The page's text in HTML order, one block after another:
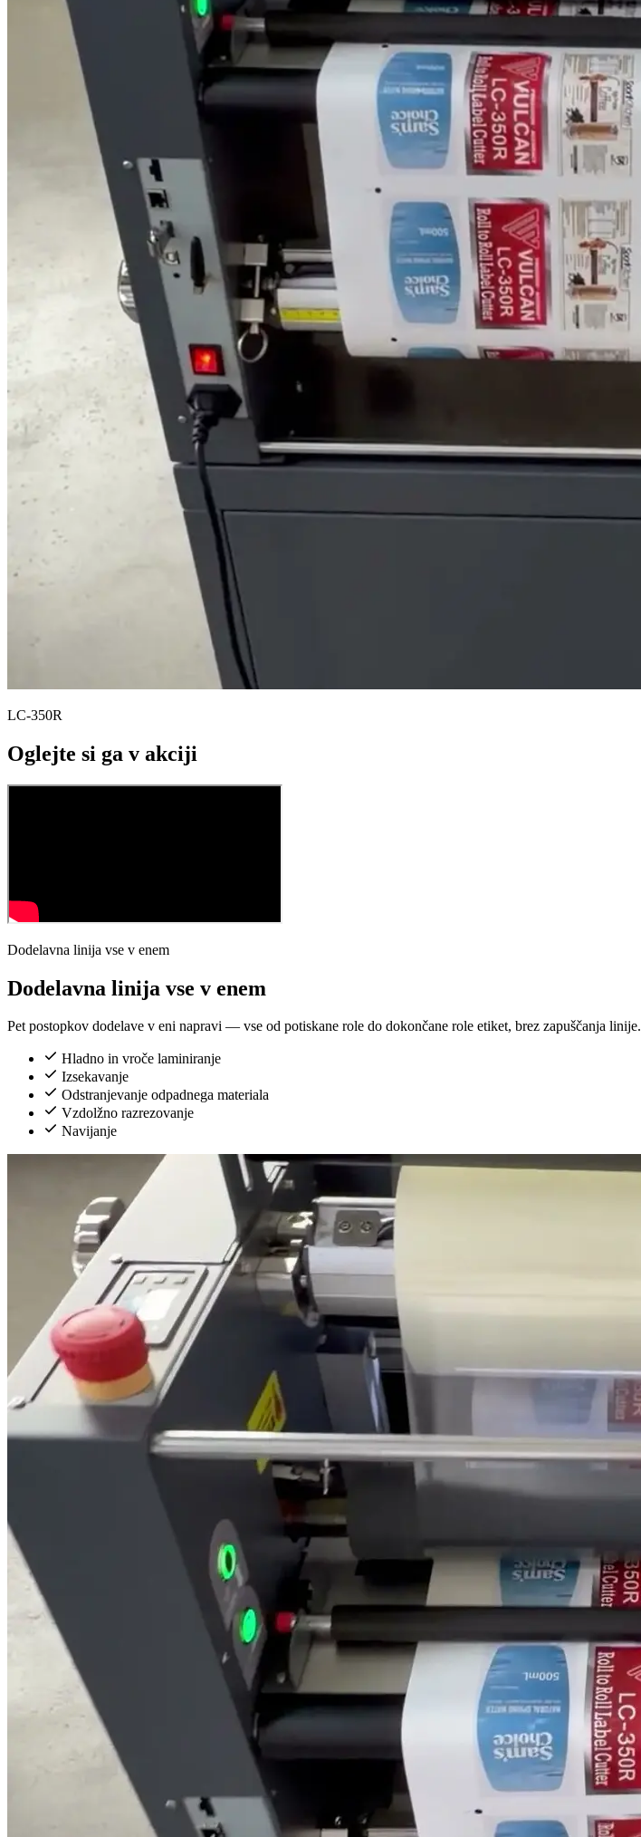
LC-350R
Oglejte si ga v akciji
Dodelavna linija vse v enem
Dodelavna linija vse v enem
Pet postopkov dodelave v eni napravi — vse od potiskane role do dokončane role etiket, brez zapuščanja linije.
Hladno in vroče laminiranje
Izsekavanje
Odstranjevanje odpadnega materiala
Vzdolžno razrezovanje
Navijanje